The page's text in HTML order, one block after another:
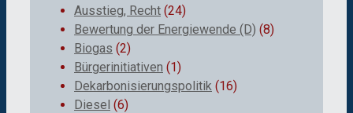
Ausstieg, Recht (24)
Bewertung der Energiewende (D) (8)
Biogas (2)
Bürgerinitiativen (1)
Dekarbonisierungspolitik (16)
Diesel (6)